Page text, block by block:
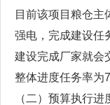
目前该项目粮仓主
强电，完成建设任
建设完成厂家就会
整体进度任务率为
（二）预算执行进